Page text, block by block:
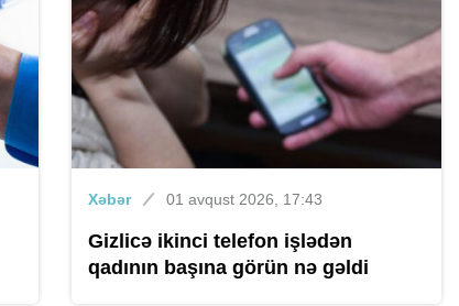
Xəbər 01 avqust 2026, 17:43
Gizlicə ikinci telefon işlədən
qadının başına görün nə gəldi